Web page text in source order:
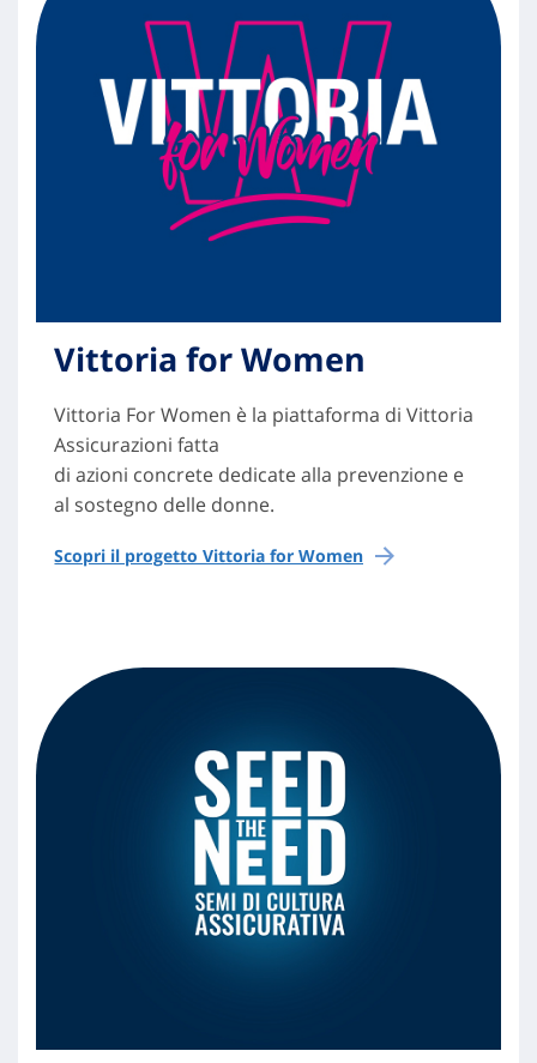
Vittoria for Women
Vittoria For Women è la piattaforma di Vittoria
Assicurazioni fatta
di azioni concrete dedicate alla prevenzione e
al sostegno delle donne.
Scopri il progetto Vittoria for Women